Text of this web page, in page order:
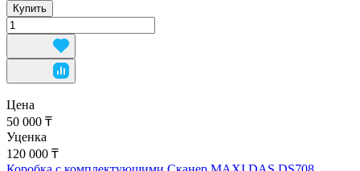
Купить
Цена
50 000 ₸
Уценка
120 000 ₸